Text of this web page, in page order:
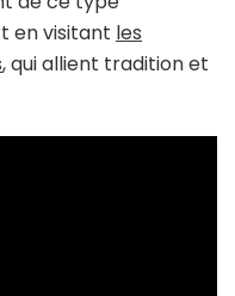
en visitant les
, qui allient tradition et